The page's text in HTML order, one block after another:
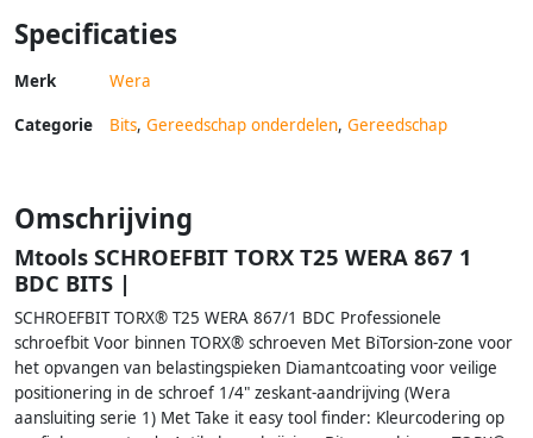
Specificaties
Merk Wera
Categorie Bits, Gereedschap onderdelen, Gereedschap
Omschrijving
Mtools SCHROEFBIT TORX T25 WERA 867 1
BDC BITS |
SCHROEFBIT TORX® T25 WERA 867/1 BDC Professionele
schroefbit Voor binnen TORX® schroeven Met BiTorsion-zone voor
het opvangen van belastingspieken Diamantcoating voor veilige
positionering in de schroef 1/4" zeskant-aandrijving (Wera
aansluiting serie 1) Met Take it easy tool finder: Kleurcodering op